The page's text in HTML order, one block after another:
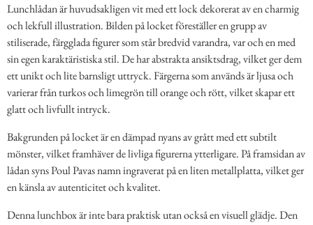
Lunchlådan är huvudsakligen vit med ett lock dekorerat av en charmig
och lekfull illustration. Bilden på locket föreställer en grupp av
stiliserade, färgglada figurer som står bredvid varandra, var och en med
sin egen karaktäristiska stil. De har abstrakta ansiktsdrag, vilket ger dem
ett unikt och lite barnsligt uttryck. Färgerna som används är ljusa och
varierar från turkos och limegrön till orange och rött, vilket skapar ett
glatt och livfullt intryck.
Bakgrunden på locket är en dämpad nyans av grått med ett subtilt
mönster, vilket framhäver de livliga figurerna ytterligare. På framsidan av
lådan syns Poul Pavas namn ingraverat på en liten metallplatta, vilket ger
en känsla av autenticitet och kvalitet.
Denna lunchbox är inte bara praktisk utan också en visuell glädje. Den